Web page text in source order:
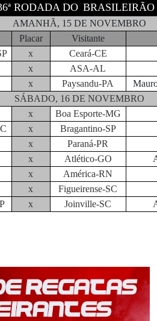
RODADA DO
AMANHÃ, 15 DE NOVEMBRO
Placar
Visitante
x
Ceará-CE
x
ASA-AL
x Paysandu-PA
SÁBADO, 16 DE NOVEMBRO
x
Boa Esporte-MG
x
Bragantino-SP
x
Paraná-PR
x Atlético-GO
x
América-RN
x
Figueirense-SC
x Joinville-SC